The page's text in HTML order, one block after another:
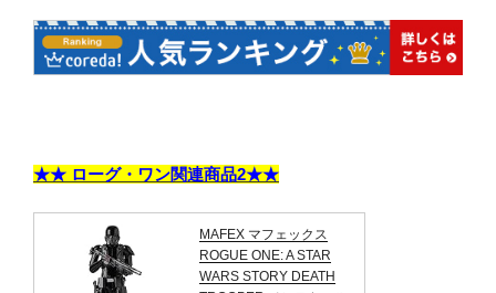
★★ ローグ・ワン関連商品2★★
MAFEX マフェックス
ROGUE ONE: A STAR
WARS STORY DEATH